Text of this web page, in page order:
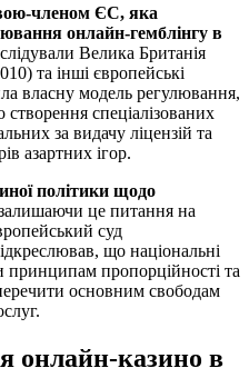
членом ЄС, яка
онлайн-гемблінгу в
Велика Британія
та інші європейські
власну модель регулювання,
спеціалізованих
за видачу ліцензій та
азартних ігор.
політики щодо
це питання на
суд
що національні
принципам пропорційності та
основним свободам
онлайн-казино в